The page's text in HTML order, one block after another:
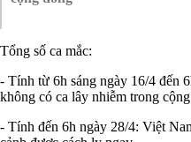
Tổng số ca mắc:
- Tính từ 6h sáng ngày 16/4 đến
không có ca lây nhiễm trong
- Tính đến 6h ngày 28/4: Việt